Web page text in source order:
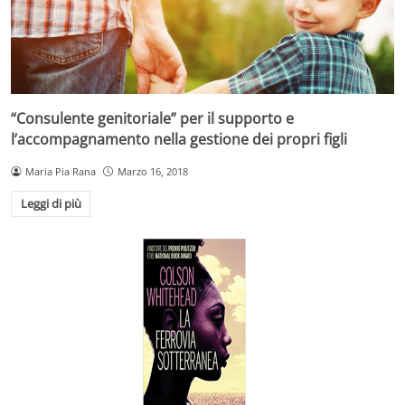
“Consulente genitoriale” per il supporto e
l’accompagnamento nella gestione dei propri figli
Maria Pia Rana Marzo 16, 2018
Leggi di più